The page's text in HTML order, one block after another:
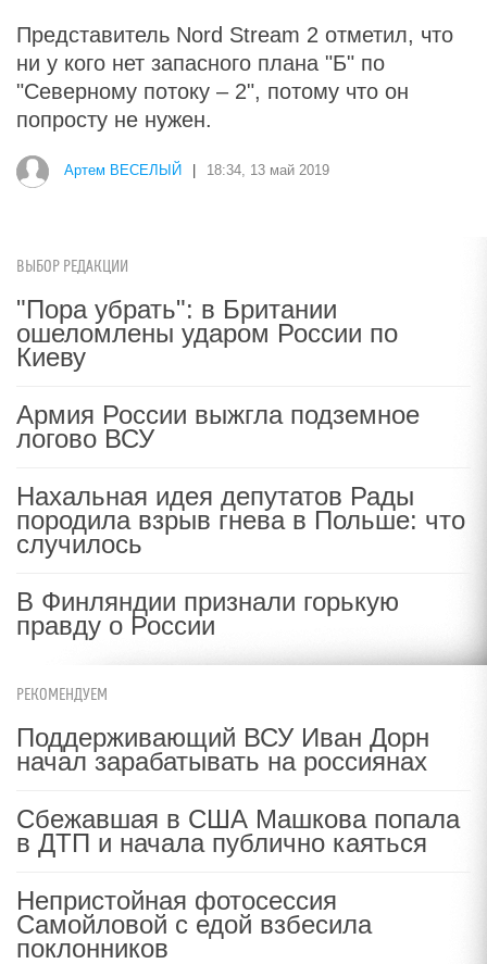
Представитель Nord Stream 2 отметил, что
ни у кого нет запасного плана "Б" по
"Северному потоку – 2", потому что он
попросту не нужен.
Артем ВЕСЕЛЫЙ 18:34, 13 май 2019
ВЫБОР РЕДАКЦИИ
"Пора убрать": в Британии
ошеломлены ударом России по
Киеву
Армия России выжгла подземное
логово ВСУ
Нахальная идея депутатов Рады
породила взрыв гнева в Польше: что
случилось
В Финляндии признали горькую
правду о России
РЕКОМЕНДУЕМ
Поддерживающий ВСУ Иван Дорн
начал зарабатывать на россиянах
Сбежавшая в США Машкова попала
в ДТП и начала публично каяться
Непристойная фотосессия
Самойловой с едой взбесила
поклонников